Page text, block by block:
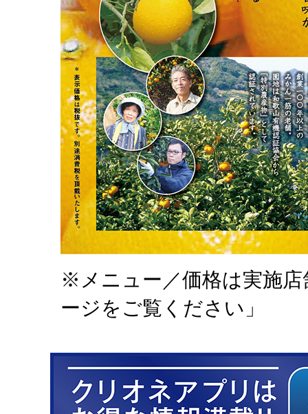
※メニュー／価格は実施
ージをご覧ください」